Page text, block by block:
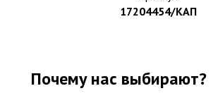
Ковролин в машину
17204454/КАП
Почему нас выбирают?